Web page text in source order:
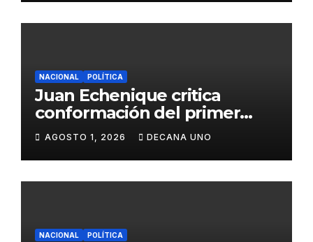
NACIONAL POLÍTICA
Juan Echenique critica
conformación del primer
gabinete ministerial de Keiko
Fujimori
AGOSTO 1, 2026 DECANA UNO
NACIONAL POLÍTICA